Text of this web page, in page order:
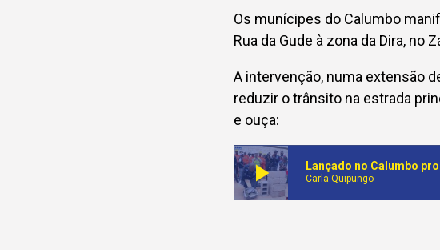
Os munícipes do Calumbo
Rua da Gude à zona da Dira, no
A intervenção, numa extensão
reduzir o trânsito na estrada
e ouça:
play_arrow Lançado no Calumbo
Carla Quipungo